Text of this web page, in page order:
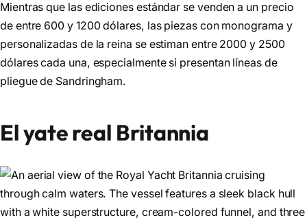
Mientras que las ediciones estándar se venden a un precio
de entre 600 y 1200 dólares, las piezas con monograma y
personalizadas de la reina se estiman entre 2000 y 2500
dólares cada una, especialmente si presentan líneas de
pliegue de Sandringham.
El yate real Britannia